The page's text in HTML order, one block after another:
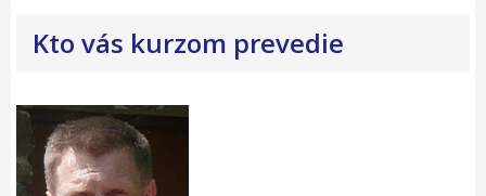
Kto vás kurzom prevedie